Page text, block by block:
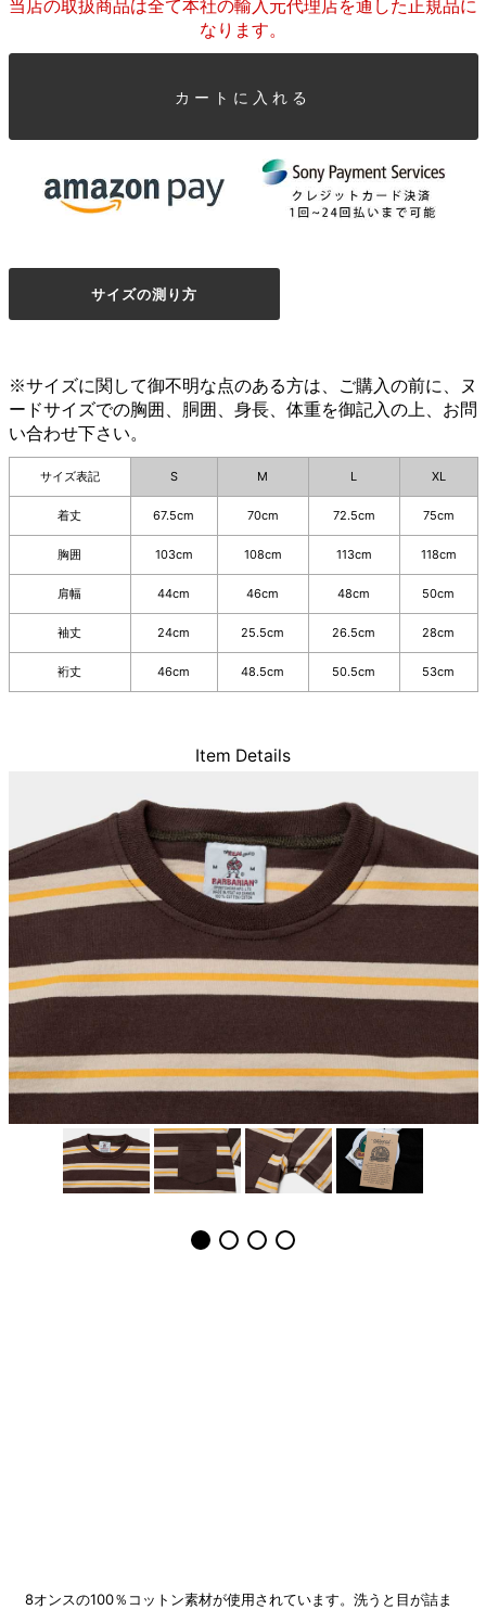
当店の取扱商品は全て本社の輸入元代理店を通した正規品に
なります。
カートに入れる
サイズの測り方
※サイズに関して御不明な点のある方は、ご購入の前に、ヌ
ードサイズでの胸囲、胴囲、身長、体重を御記入の上、お問
い合わせ下さい。
サイズ表記 S M L XL
着丈 67.5cm 70cm 72.5cm 75cm
胸囲 103cm 108cm 113cm 118cm
肩幅 44cm 46cm 48cm 50cm
袖丈 24cm 25.5cm 26.5cm 28cm
裄丈 46cm 48.5cm 50.5cm 53cm
Item Details
8オンスの100％コットン素材が使用されています。洗うと目が詰ま